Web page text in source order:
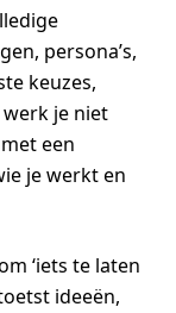
persona’s,
keuzes,
je niet
een
je werkt en
‘iets te laten
ideeën,